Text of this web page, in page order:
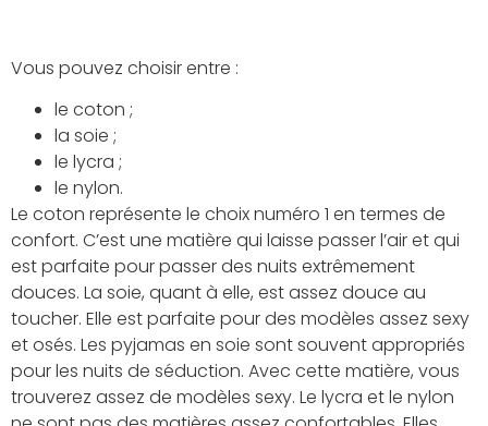
Vous pouvez choisir entre :
le coton ;
la soie ;
le lycra ;
le nylon.
Le coton représente le choix numéro 1 en termes de
confort. C’est une matière qui laisse passer l’air et qui
est parfaite pour passer des nuits extrêmement
douces. La soie, quant à elle, est assez douce au
toucher. Elle est parfaite pour des modèles assez sexy
et osés. Les pyjamas en soie sont souvent appropriés
pour les nuits de séduction. Avec cette matière, vous
trouverez assez de modèles sexy. Le lycra et le nylon